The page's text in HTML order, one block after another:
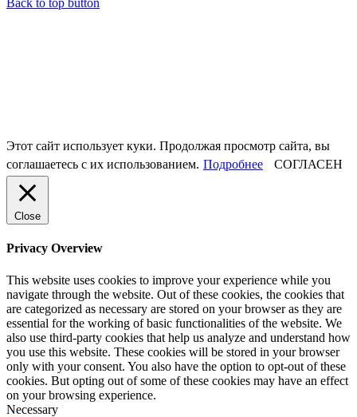
Back to top button
Этот сайт использует куки. Продолжая просмотр сайта, вы
соглашаетесь с их использованием. Подробнее СОГЛАСЕН
Close
Privacy Overview
This website uses cookies to improve your experience while you
navigate through the website. Out of these cookies, the cookies that
are categorized as necessary are stored on your browser as they are
essential for the working of basic functionalities of the website. We
also use third-party cookies that help us analyze and understand how
you use this website. These cookies will be stored in your browser
only with your consent. You also have the option to opt-out of these
cookies. But opting out of some of these cookies may have an effect
on your browsing experience.
Necessary